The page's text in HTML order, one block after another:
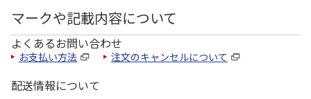
マークや記載内容について
よくあるお問い合わせ
お支払い方法 注文のキャンセルについて
配送情報について